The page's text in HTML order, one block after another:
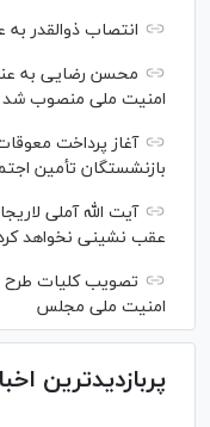
انتصاب ذوالقدر
محسن رضایی به
امنیت ملی منصوب شد
آغاز پرداخت
بازنشستگان تأمین اجتماعی از
آیت الله آملی
عقب نشینی نخواهد
تصویب کلیات طرح
امنیت ملی مجلس
پربازدیدترین